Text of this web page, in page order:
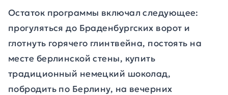
Остаток программы включал следующее:
прогуляться до Браденбургских ворот и
глотнуть горячего глинтвейна, постоять на
месте берлинской стены, купить
традиционный немецкий шоколад,
побродить по Берлину, на вечерних